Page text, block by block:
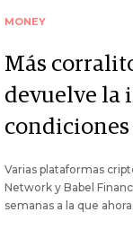
MONEY
Más
devuelve la
Varias plataformas
Network y Babel
semanas a la que